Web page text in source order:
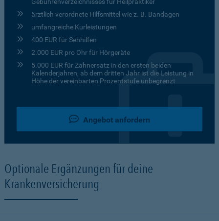
ärztlich verordnete Hilfsmittel wie z. B. Bandagen
umfangreiche Kurleistungen
400 EUR für Sehhilfen
2.000 EUR pro Ohr für Hörgeräte
5.000 EUR für Zahnersatz in den ersten beiden
Kalenderjahren, ab dem dritten Jahr ist die Leistung in
Höhe der vereinbarten Prozentstufe unbegrenzt
Angebot anfordern
Optionale Ergänzungen für deine
Krankenversicherung